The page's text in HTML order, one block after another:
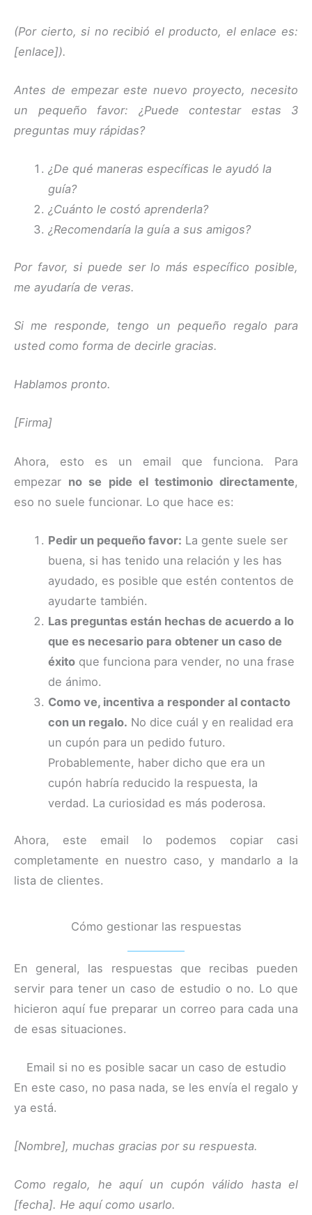
(Por cierto, si no recibió el producto, el enlace es:
[enlace]).
Antes de empezar este nuevo proyecto, necesito
un pequeño favor: ¿Puede contestar estas 3
preguntas muy rápidas?
¿De qué maneras específicas le ayudó la
guía?
¿Cuánto le costó aprenderla?
¿Recomendaría la guía a sus amigos?
Por favor, si puede ser lo más específico posible,
me ayudaría de veras.
Si me responde, tengo un pequeño regalo para
usted como forma de decirle gracias.
Hablamos pronto.
[Firma]
Ahora, esto es un email que funciona. Para
empezar no se pide el testimonio directamente,
eso no suele funcionar. Lo que hace es:
Pedir un pequeño favor: La gente suele ser
buena, si has tenido una relación y les has
ayudado, es posible que estén contentos de
ayudarte también.
Las preguntas están hechas de acuerdo a lo
que es necesario para obtener un caso de
éxito que funciona para vender, no una frase
de ánimo.
Como ve, incentiva a responder al contacto
con un regalo. No dice cuál y en realidad era
un cupón para un pedido futuro.
Probablemente, haber dicho que era un
cupón habría reducido la respuesta, la
verdad. La curiosidad es más poderosa.
Ahora, este email lo podemos copiar casi
completamente en nuestro caso, y mandarlo a la
lista de clientes.
Cómo gestionar las respuestas
En general, las respuestas que recibas pueden
servir para tener un caso de estudio o no. Lo que
hicieron aquí fue preparar un correo para cada una
de esas situaciones.
Email si no es posible sacar un caso de estudio
En este caso, no pasa nada, se les envía el regalo y
ya está.
[Nombre], muchas gracias por su respuesta.
Como regalo, he aquí un cupón válido hasta el
[fecha]. He aquí como usarlo.